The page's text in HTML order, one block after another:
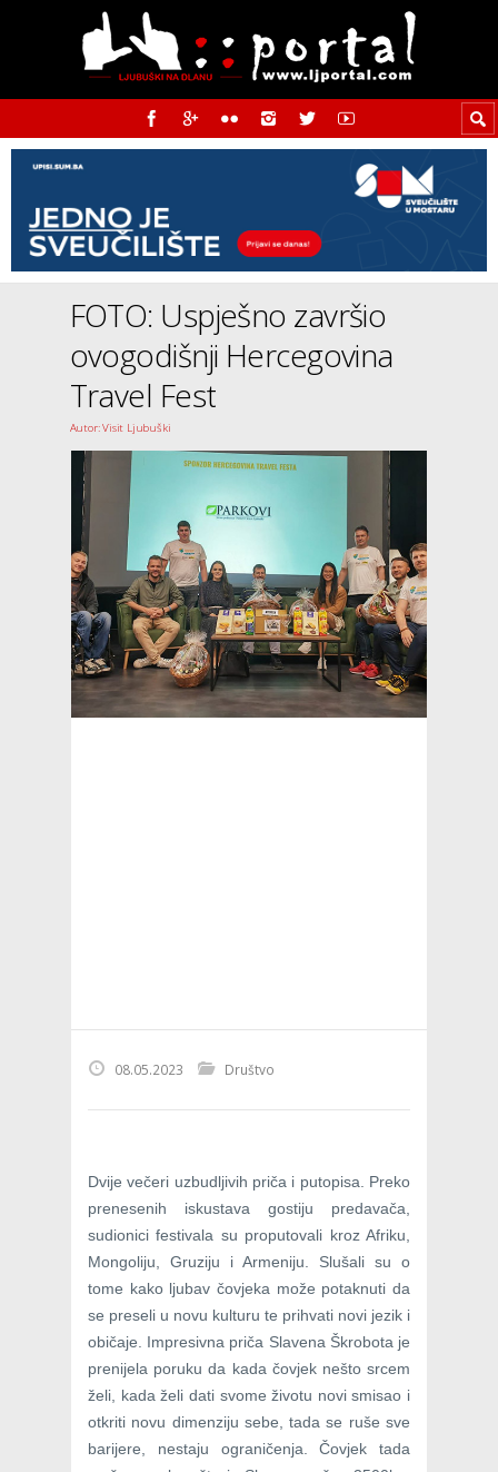
FOTO: Uspješno završio
ovogodišnji Hercegovina
Travel Fest
Autor: Visit Ljubuški
08.05.2023 Društvo
Dvije večeri uzbudljivih priča i putopisa. Preko
prenesenih iskustava gostiju predavača,
sudionici festivala su proputovali kroz Afriku,
Mongoliju, Gruziju i Armeniju. Slušali su o
tome kako ljubav čovjeka može potaknuti da
se preseli u novu kulturu te prihvati novi jezik i
običaje. Impresivna priča Slavena Škrobota je
prenijela poruku da kada čovjek nešto srcem
želi, kada želi dati svome životu novi smisao i
otkriti novu dimenziju sebe, tada se ruše sve
barijere, nestaju ograničenja. Čovjek tada